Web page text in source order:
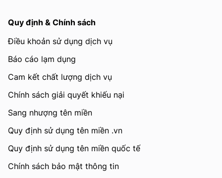
Quy định & Chính sách
Điều khoản sử dụng dịch vụ
Báo cáo lạm dụng
Cam kết chất lượng dịch vụ
Chính sách giải quyết khiếu nại
Sang nhượng tên miền
Quy định sử dụng tên miền .vn
Quy định sử dụng tên miền quốc tế
Chính sách bảo mật thông tin